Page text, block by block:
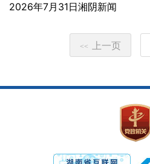
2026年7月31日湘阴新闻
<< 上一页